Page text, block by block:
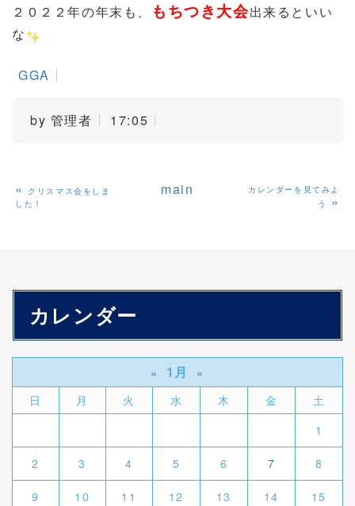
２０２２年の年末も、 もちつき大会出来るといい
な
GGA
by 管理者 17:05
«
クリスマス会をしま
した！
main
カレンダーを見てみよ
う
»
カレンダー
« 1月
»
日
月 火 水 木 金
土
1
2 3 4 5 6 7 8
9 10 11 12 13 14 15